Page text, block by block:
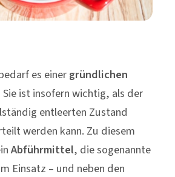
es einergründlichen
Sie ist insofern wichtig, als der
entleerten Zustand
werden kann. Zu diesem
Abführmittel, die sogenannte
Einsatz – und neben den